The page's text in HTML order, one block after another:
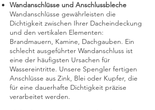
Wandanschlüsse und Anschlussbleche
Wandanschlüsse gewährleisten die
Dichtigkeit zwischen Ihrer Dacheindeckung
und den vertikalen Elementen:
Brandmauern, Kamine, Dachgauben. Ein
schlecht ausgeführter Wandanschluss ist
eine der häufigsten Ursachen für
Wassereintritte. Unsere Spengler fertigen
Anschlüsse aus Zink, Blei oder Kupfer, die
für eine dauerhafte Dichtigkeit präzise
verarbeitet werden.